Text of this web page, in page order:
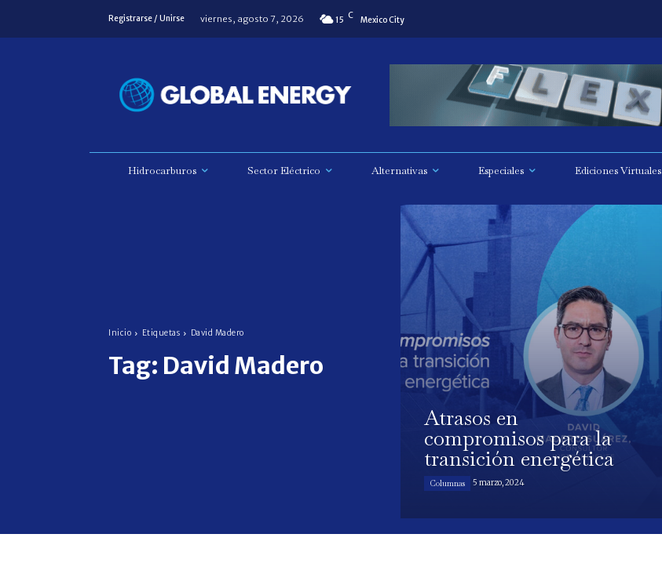
Registrarse / Unirse viernes, agosto 7, 2026 15 C Mexico City
Hidrocarburos Sector Eléctrico Alternativas Especiales Ediciones Virtuales
Inicio Etiquetas David Madero
Tag: David Madero
Atrasos en
compromisos para la
transición energética
Columnas 5 marzo, 2024